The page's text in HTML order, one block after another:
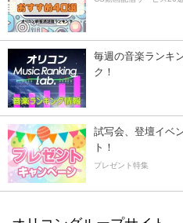
毎週の音楽ランキ
ク！
試写会、登壇イベ
ト！
プレゼント特集